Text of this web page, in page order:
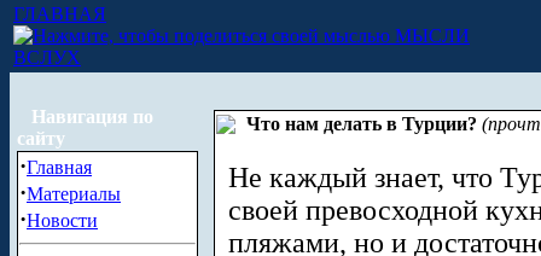
ГЛАВНАЯ
МЫСЛИ
ВСЛУХ
Навигация по
сайту
·Главная
·Материалы
·Новости
Что нам делать в Турции?
Не каждый знает, что
своей превосходной
пляжами, но и